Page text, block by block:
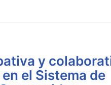
y
el Sistema de